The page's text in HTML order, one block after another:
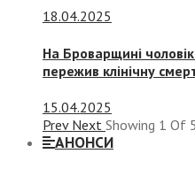
18.04.2025
На Броварщині
пережив клінічну
15.04.2025
Prev Next Showing 1 Of
АНОНСИ